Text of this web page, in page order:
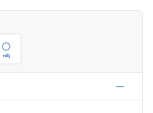
Burkar
Upptäck nu
Handla nu
välj